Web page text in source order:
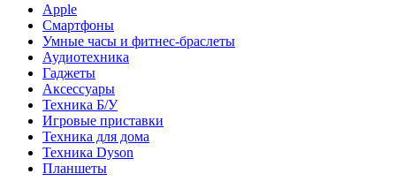
Apple
Смартфоны
Умные часы и фитнес-браслеты
Аудиотехника
Гаджеты
Аксессуары
Техника Б/У
Игровые приставки
Техника для дома
Техника Dyson
Планшеты